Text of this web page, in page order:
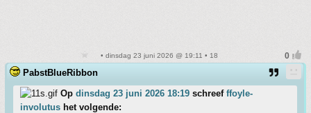
• dinsdag 23 juni 2026 @ 19:11 • 18
PabstBlueRibbon
Op dinsdag 23 juni 2026 18:19 schreef ffoyle-
involutus het volgende: